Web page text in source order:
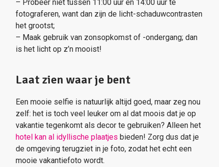
– Probeer niet tussen 11:00 uur en 14:00 uur te
fotograferen, want dan zijn de licht-schaduwcontrasten
het grootst;
– Maak gebruik van zonsopkomst of -ondergang; dan
is het licht op z’n mooist!
Laat zien waar je bent
Een mooie selfie is natuurlijk altijd goed, maar zeg nou
zelf: het is toch veel leuker om al dat moois dat je op
vakantie tegenkomt als decor te gebruiken? Alleen het
hotel kan al idyllische plaatjes bieden! Zorg dus dat je
de omgeving terugziet in je foto, zodat het echt een
mooie vakantiefoto wordt.